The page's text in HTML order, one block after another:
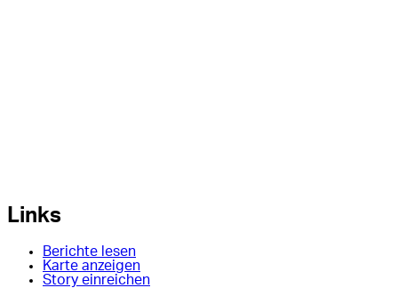
Links
Berichte lesen
Karte anzeigen
Story einreichen